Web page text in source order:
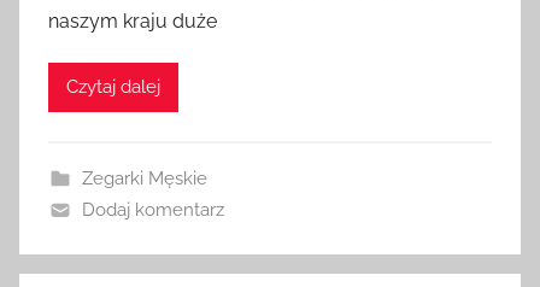
naszym kraju duże
Czytaj dalej
Zegarki Męskie
Dodaj komentarz